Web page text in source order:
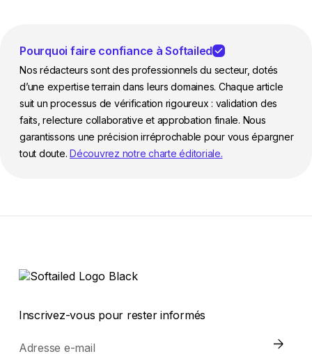
Pourquoi faire confiance à Softailed
Nos rédacteurs sont des professionnels du secteur, dotés
d’une expertise terrain dans leurs domaines. Chaque article
suit un processus de vérification rigoureux : validation des
faits, relecture collaborative et approbation finale. Nous
garantissons une précision irréprochable pour vous épargner
tout doute. Découvrez notre charte éditoriale.
Inscrivez-vous pour rester informés
Adresse e-mail